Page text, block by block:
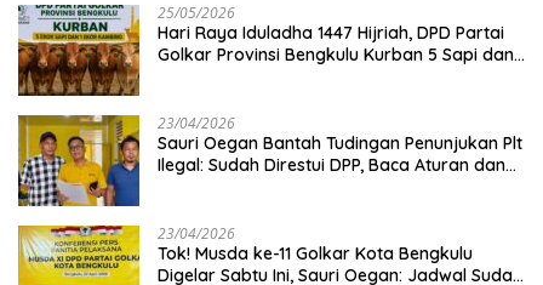
25/05/2026
Hari Raya Iduladha 1447 Hijriah, DPD Partai
Golkar Provinsi Bengkulu Kurban 5 Sapi dan 1
23/04/2026
Sauri Oegan Bantah Tudingan Penunjukan Plt
Ilegal: Sudah Direstui DPP, Baca Aturan dan
23/04/2026
‎Tok! Musda ke-11 Golkar Kota Bengkulu
Digelar Sabtu Ini, Sauri Oegan: Jadwal Sudah